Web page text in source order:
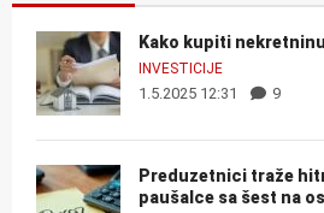
Kako kupiti
INVESTICIJE
1.5.2025 12:31 9
Preduzetnici traže
paušalce sa šest na